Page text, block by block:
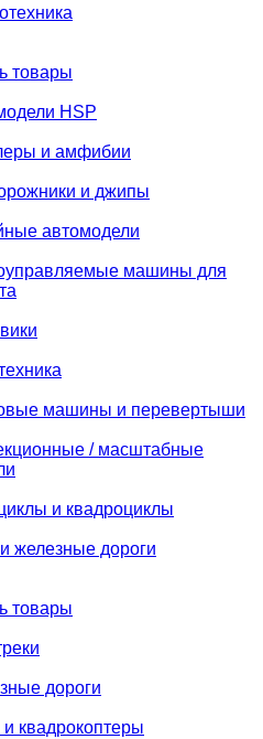
товары
HSP
и амфибии
и джипы
автомодели
машины для
машины и перевертыши
/ масштабные
и квадроциклы
железные дороги
товары
дороги
квадрокоптеры